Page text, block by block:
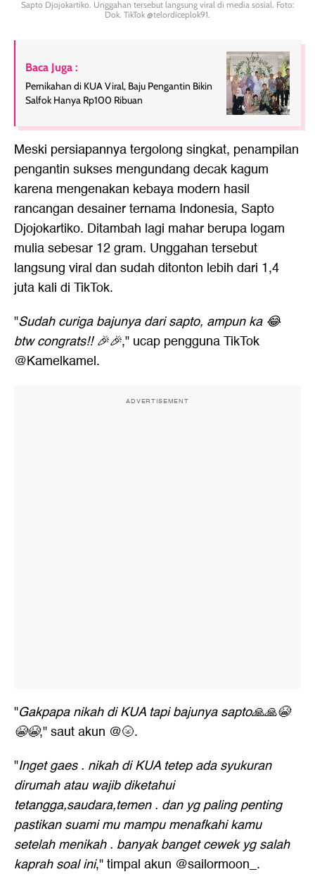
Sapto Djojokartiko. Unggahan tersebut langsung viral di media sosial. Foto:
Dok. TikTok @telordiceplok91.
Baca Juga :
Pernikahan di KUA Viral, Baju Pengantin Bikin
Salfok Hanya Rp100 Ribuan
Meski persiapannya tergolong singkat, penampilan
pengantin sukses mengundang decak kagum
karena mengenakan kebaya modern hasil
rancangan desainer ternama Indonesia, Sapto
Djojokartiko. Ditambah lagi mahar berupa logam
mulia sebesar 12 gram. Unggahan tersebut
langsung viral dan sudah ditonton lebih dari 1,4
juta kali di TikTok.
"Sudah curiga bajunya dari sapto, ampun ka 😂
btw congrats!! 🎉🎉," ucap pengguna TikTok
@Kamelkamel.
ADVERTISEMENT
"Gakpapa nikah di KUA tapi bajunya sapto🙏🙏😭
😭😭," saut akun @🌝.
"Inget gaes . nikah di KUA tetep ada syukuran
dirumah atau wajib diketahui
tetangga,saudara,temen . dan yg paling penting
pastikan suami mu mampu menafkahi kamu
setelah menikah . banyak banget cewek yg salah
kaprah soal ini," timpal akun @sailormoon_.